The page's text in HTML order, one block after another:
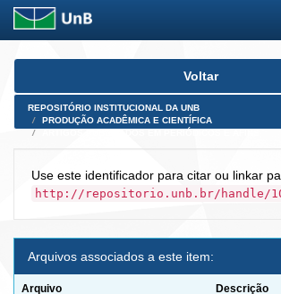
Skip
Voltar
REPOSITÓRIO INSTITUCIONAL DA UNB
PRODUÇÃO ACADÊMICA E CIENTÍFICA
Use este identificador para citar ou linkar
http://repositorio.unb.br/handle/
Arquivos associados a este item:
Arquivo Descrição